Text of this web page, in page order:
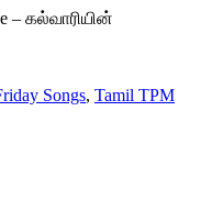
– கல்வாரியின்
Songs, Tamil TPM